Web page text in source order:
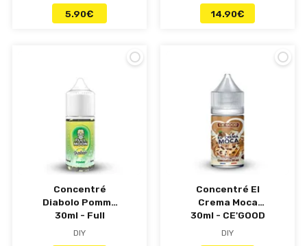
5.90€ 14.90€
Concentré
Diabolo Pomme
30ml - Full
Moon
DIY
Concentré El
Crema Moca
30ml - CE'GOOD
DIY